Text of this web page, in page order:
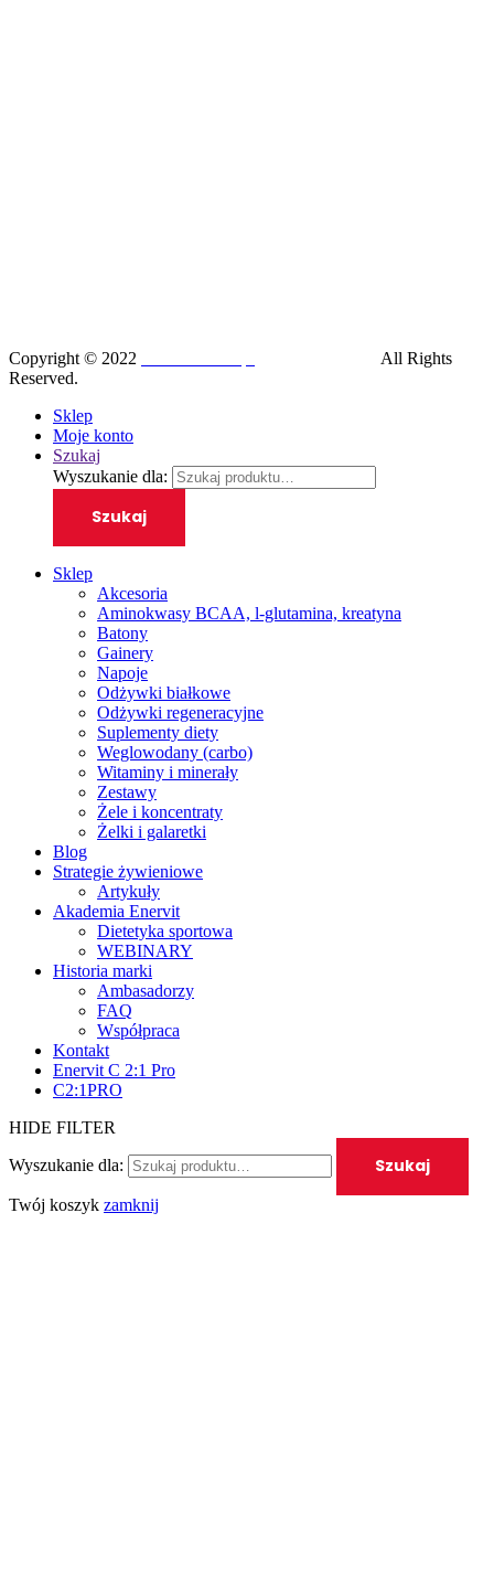
Copyright © 2022
All Rights
Reserved.
Sklep
Moje konto
Szukaj
Wyszukanie dla:
Szukaj
Sklep
Akcesoria
Aminokwasy BCAA, l-glutamina, kreatyna
Batony
Gainery
Napoje
Odżywki białkowe
Odżywki regeneracyjne
Suplementy diety
Weglowodany (carbo)
Witaminy i minerały
Zestawy
Żele i koncentraty
Żelki i galaretki
Blog
Strategie żywieniowe
Artykuły
Akademia Enervit
Dietetyka sportowa
WEBINARY
Historia marki
Ambasadorzy
FAQ
Współpraca
Kontakt
Enervit C 2:1 Pro
C2:1PRO
HIDE FILTER
Wyszukanie dla: Szukaj
Twój koszyk zamknij